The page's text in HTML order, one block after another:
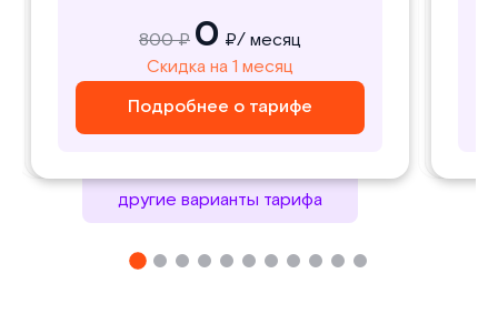
800 ₽ 0 ₽/ месяц
Скидка на 1 месяц
Подробнее о тарифе
1000 ₽ 0₽/ месяц
Скидка на 1 месяц
Подробнее о тарифе
800₽/ месяц
Подробнее о тарифе
1000₽/ месяц
Подробнее о тарифе
другие варианты тарифа